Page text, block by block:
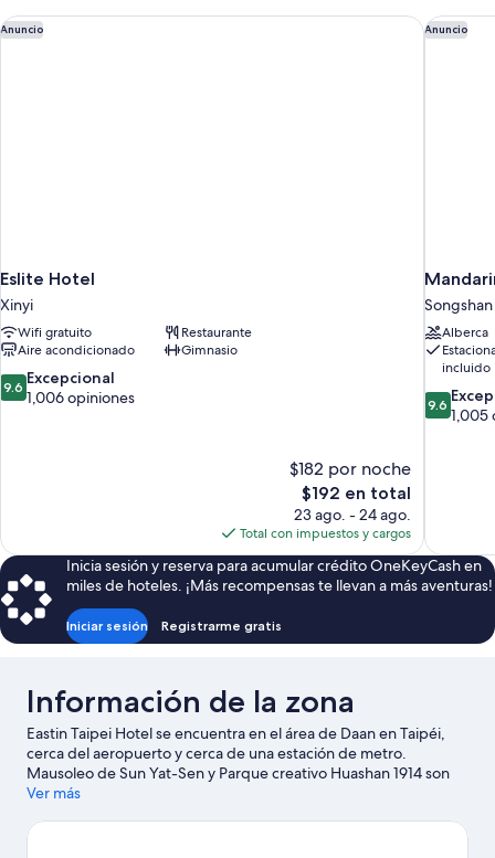
la
individuales,
2
Anuncio
Eslite Hotel
Xinyi
Wifi gratuito
Restaurante
Aire acondicionado
Gimnasio
9.6
de
9.6 Excepcional
1,006 opiniones
$182 por noche
El
precio
actual
es
de
$192
$192 en total
23 ago. - 24 ago.
Total con impuestos y cargos
Eslite Hotel Anuncio
Songshan
Alberca
incluido
9.6
de
9.6
1,005
Inicia sesión y reserva para acumular crédito OneKeyCash en
miles de hoteles. ¡Más recompensas te llevan a más aventuras!
Iniciar sesión Registrarme gratis
Información de la zona
Eastin Taipei Hotel se encuentra en el área de Daan en Taipéi,
cerca del aeropuerto y cerca de una estación de metro.
Mausoleo de Sun Yat-Sen y Parque creativo Huashan 1914 son
lugares culturales destacados, y algunos de los puntos de
Conmemorativo Nacional de Chiang Kai-shek. También puedes
Ver más